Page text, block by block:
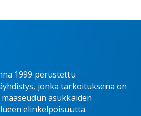
1999 perustettu
jonka tarkoituksena on
asukkaiden
elinkelpoisuutta.